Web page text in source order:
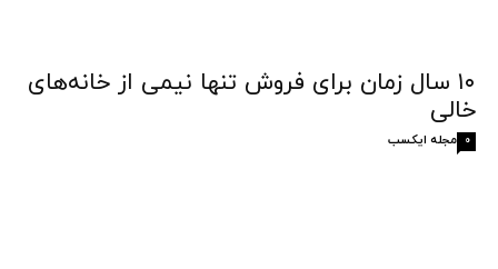
۱۰ سال زمان برای فروش تنها نیمی از خانه‌های
خالی
مجله ایکسب 0